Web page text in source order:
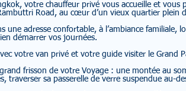
votre chauffeur privé vous accueille et
Road, au cœur d’un vieux quartier plein
une adresse confortable, à l’ambiance
démarrer vos journées.
votre van privé et votre guide visiter le Grand
frisson de votre Voyage : une montée au
traverser sa passerelle de verre suspendue au-